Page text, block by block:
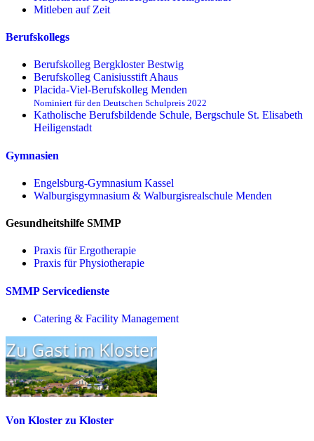
Mitleben auf Zeit
Berufskollegs
Berufskolleg Bergkloster Bestwig
Berufskolleg Canisiusstift Ahaus
Placida-Viel-Berufskolleg Menden
Nominiert für den Deutschen Schulpreis 2022
Katholische Berufsbildende Schule, Bergschule St. Elisabeth
Heiligenstadt
Gymnasien
Engelsburg-Gymnasium Kassel
Walburgisgymnasium & Walburgisrealschule Menden
Gesundheitshilfe SMMP
Praxis für Ergo­therapie
Praxis für Physio­therapie
SMMP Servicedienste
Catering & Facility Management
Von Kloster zu Kloster